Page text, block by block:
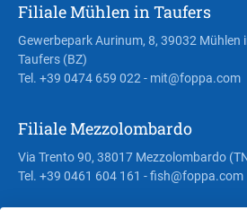
Filiale Mühlen in Taufers
Gewerbepark Aurinum, 8, 39032 Mühlen
Taufers (BZ)
Tel. +39 0474 659 022 - mit@foppa.com
Filiale Mezzolombardo
Via Trento 90, 38017 Mezzolombardo
Tel. +39 0461 604 161 - fish@foppa.com